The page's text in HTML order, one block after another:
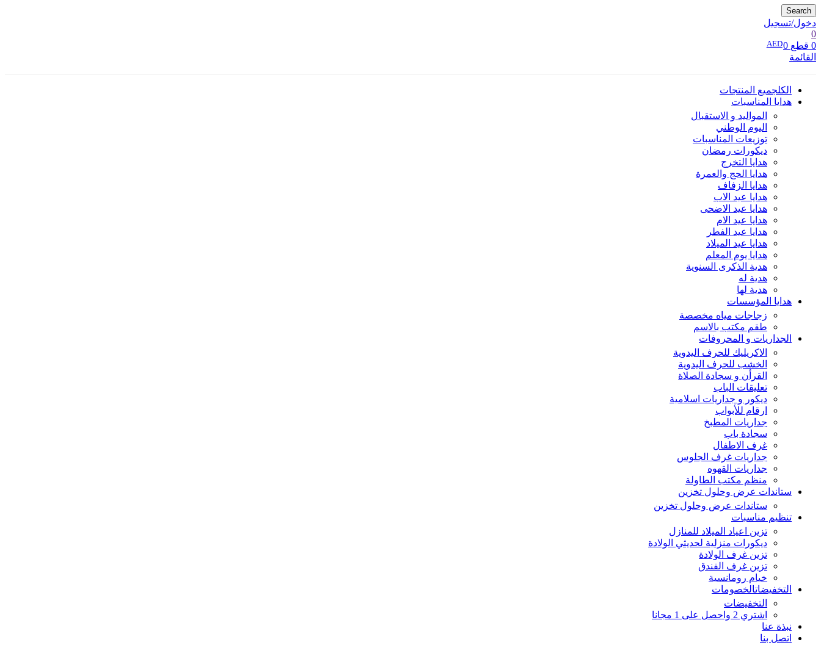
Search
دخول/تسجيل
0
0 قطع AED0
القائمة
الكلجميع المنتجات
هدايا المناسبات
المواليد و الاستقبال
اليوم الوطني
توزيعات المناسبات
ديكورات رمضان
هدايا التخرج
هدايا الحج والعمرة
هدايا الزفاف
هدايا عيد الاب
هدايا عيد الاضحى
هدايا عيد الام
هدايا عيد الفطر
هدايا عيد الميلاد
هدايا يوم المعلم
هدية الذكرى السنوية
هدية له
هدية لها
هدايا المؤسسات
زجاجات مياه مخصصة
طقم مكتب بالاسم
الجداريات و المحروفات
الاكريليك للحرف اليدوية
الخشب للحرف اليدوية
القرأن و سجادة الصلاة
تعليقات الباب
ديكور و جداريات اسلامية
ارقام للأبواب
جداريات المطبخ
سجادة باب
غرف الاطفال
جداريات غرف الجلوس
جداريات القهوه
منظم مكتب الطاولة
ستاندات عرض وحلول تخزين
ستاندات عرض وحلول تخزين
تنظيم مناسبات
تزين اعياد الميلاد للمنازل
ديكورات منزلية لحديثي الولادة
تزين غرف الولادة
تزين غرف الفندق
خيام رومانسية
التخفيضاتالخصومات
التخفيضات
اشتري 2 واحصل على 1 مجانا
نبذة عنا
اتصل بنا